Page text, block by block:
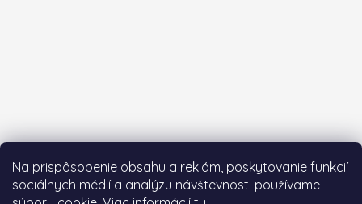
Na prispôsobenie obsahu a reklám, poskytovanie funkcií
sociálnych médií a analýzu návštevnosti používame